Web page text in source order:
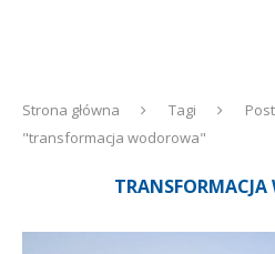
Strona główna Tagi
"transformacja wodorowa"